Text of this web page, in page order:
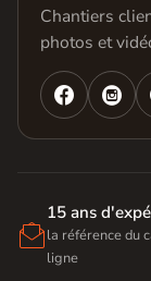
Chantiers
photos et
 

15 ans
la référence du
ligne